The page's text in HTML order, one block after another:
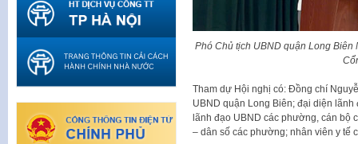
Phó Chủ tịch UBND quận Long
Tham dự Hội nghị có: Đồng chí
UBND quận Long Biên; đại diện
lãnh đạo UBND các phường, cán bộ
– dân số các phường; nhân viên y tế